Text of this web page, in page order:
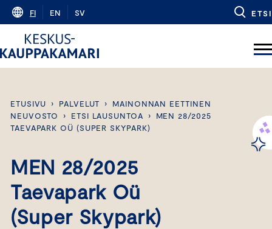
Skip
content
FI EN SV ETSI
ETUSIVU › PALVELUT ›
MAINONNAN EETTINEN
NEUVOSTO
› ETSI LAUSUNTOA ›
MEN 28/2025
TAEVAPARK OÜ (SUPER SKYPARK)
MEN 28/2025
Taevapark Oü
(Super Skypark)